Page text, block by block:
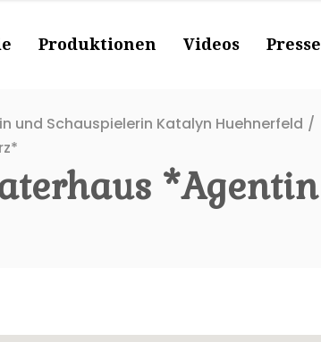
Produktionen Videos Presse
und Schauspielerin Katalyn Huehnerfeld /
*Agentin